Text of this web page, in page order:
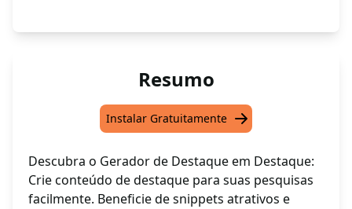
Resumo
Instalar Gratuitamente
Descubra o Gerador de Destaque em Destaque:
Crie conteúdo de destaque para suas pesquisas
facilmente. Beneficie de snippets atrativos e